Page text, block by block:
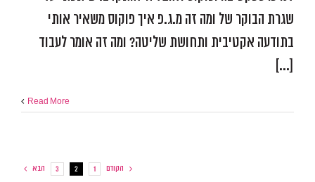
שגרת הבוקר של ומה זה מ.ג.פ איך פוקוס משאיר אותי
בתודעה אקטיבית ותחושת שליטה? ומה זה אומר לעבוד
[...]
Read More
הקודם 1
2
3 הבא